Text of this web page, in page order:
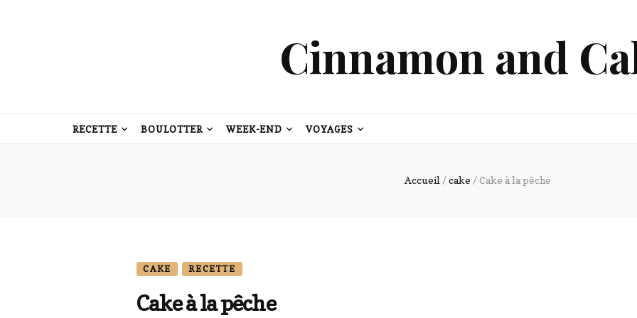
Cinnamon and
RECETTE BOULOTTER WEEK-END VOYAGES
Accueil /cake /Cake à la pêche
CAKE RECETTE
Cake à la pêche